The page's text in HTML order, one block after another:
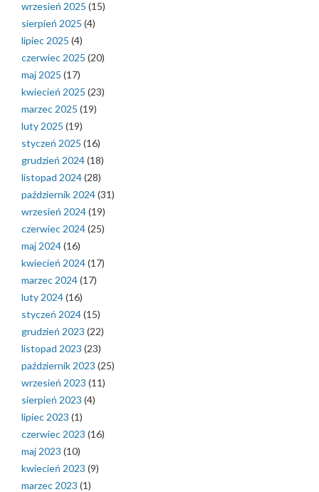
wrzesień 2025 (15)
sierpień 2025 (4)
lipiec 2025 (4)
czerwiec 2025 (20)
maj 2025 (17)
kwiecień 2025 (23)
marzec 2025 (19)
luty 2025 (19)
styczeń 2025 (16)
grudzień 2024(18)
listopad 2024(28)
październik 2024(31)
wrzesień 2024(19)
czerwiec 2024(25)
maj 2024(16)
kwiecień 2024(17)
marzec 2024(17)
luty 2024(16)
styczeń 2024(15)
grudzień 2023 (22)
listopad 2023 (23)
październik 2023 (25)
wrzesień 2023 (11)
sierpień 2023 (4)
lipiec 2023 (1)
czerwiec 2023 (16)
maj 2023 (10)
kwiecień 2023 (9)
marzec 2023 (1)